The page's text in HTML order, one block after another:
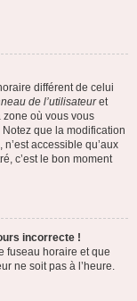
différent de celui
de l’utilisateuret
zone où vous vous
que la modification
accessible qu’aux
c’est le bon moment
incorrecte !
fuseau horaire et que
ne soit pas à l’heure.